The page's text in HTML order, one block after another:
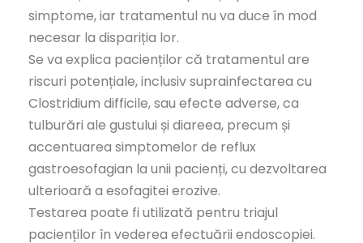
simptome, iar tratamentul nu va duce în mod
necesar la dispariția lor.
Se va explica pacienților că tratamentul are
riscuri potențiale, inclusiv suprainfectarea cu
Clostridium difficile, sau efecte adverse, ca
tulburări ale gustului și diareea, precum și
accentuarea simptomelor de reflux
gastroesofagian la unii pacienți, cu dezvoltarea
ulterioară a esofagitei erozive.
Testarea poate fi utilizată pentru triajul
pacienților în vederea efectuării endoscopiei.